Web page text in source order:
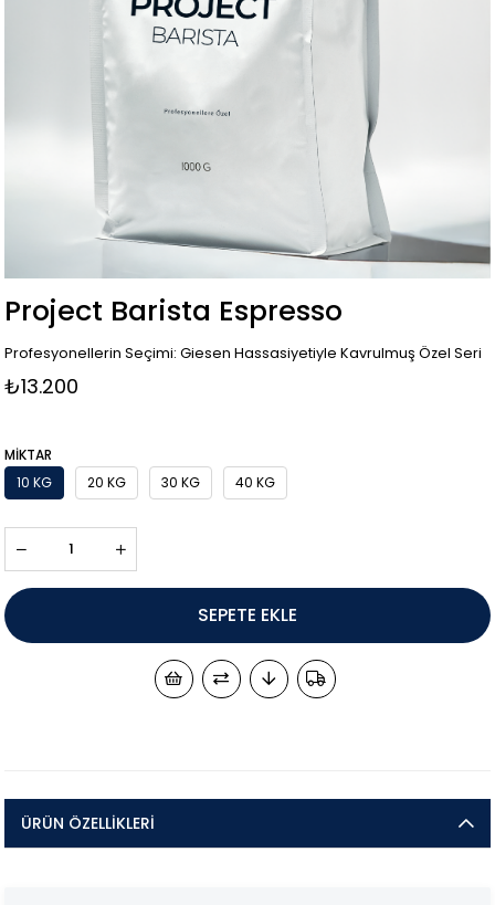
Project Barista Espresso
Profesyonellerin Seçimi: Giesen Hassasiyetiyle Kavrulmuş Özel Seri
₺13.200
MIKTAR
10 KG
20 KG 30 KG 40 KG
ÜRÜN ÖZELLIKLERI